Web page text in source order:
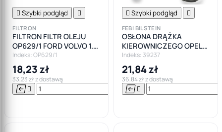
 Szybki podgląd 
FILTRON
FILTRON FILTR OLEJU
OP629/1 FORD VOLVO 1.4
1.6
Indeks: OP629/1
18,23 zł
33,23 zł z dostawą
  

 Szybki podgląd 
FEBI BILSTEIN
OSŁONA DRĄŻKA
KIEROWNICZEGO OPEL
CORSA D FORD FIESTA VI
VII
Indeks: 39237
21,84 zł
36,84 zł z dostawą
 